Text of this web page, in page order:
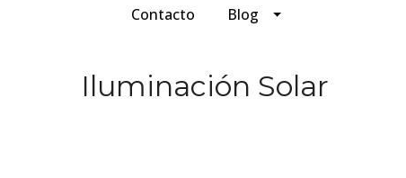
Contacto Blog
Iluminación Solar